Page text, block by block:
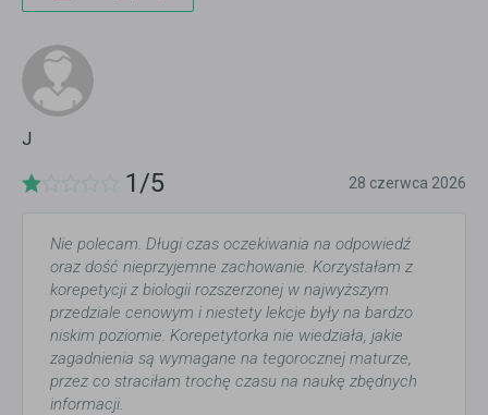
J
1/5 28 czerwca 2026
Nie polecam. Długi czas oczekiwania na odpowiedź
oraz dość nieprzyjemne zachowanie. Korzystałam z
korepetycji z biologii rozszerzonej w najwyższym
przedziale cenowym i niestety lekcje były na bardzo
niskim poziomie. Korepetytorka nie wiedziała, jakie
zagadnienia są wymagane na tegorocznej maturze,
przez co straciłam trochę czasu na naukę zbędnych
informacji.